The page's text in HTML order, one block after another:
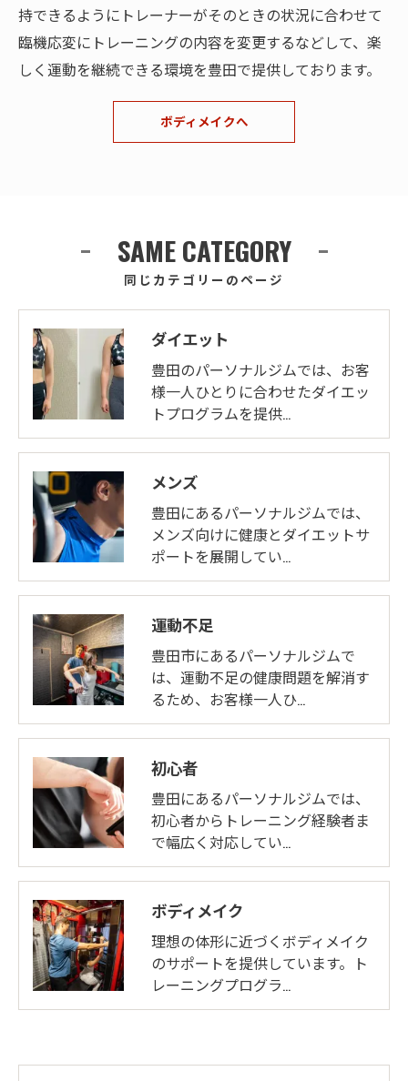
持できるようにトレーナーがそのときの状況に合わせて
臨機応変にトレーニングの内容を変更するなどして、楽
しく運動を継続できる環境を豊田で提供しております。
ボディメイクへ
同じカテゴリーのページ
SAME CATEGORY
ダイエット
豊田のパーソナルジムでは、お客
様一人ひとりに合わせたダイエッ
トプログラムを提供…
メンズ
豊田にあるパーソナルジムでは、
メンズ向けに健康とダイエットサ
ポートを展開してい…
運動不足
豊田市にあるパーソナルジムで
は、運動不足の健康問題を解消す
るため、お客様一人ひ…
初心者
豊田にあるパーソナルジムでは、
初心者からトレーニング経験者ま
で幅広く対応してい…
ボディメイク
理想の体形に近づくボディメイク
のサポートを提供しています。ト
レーニングプログラ…